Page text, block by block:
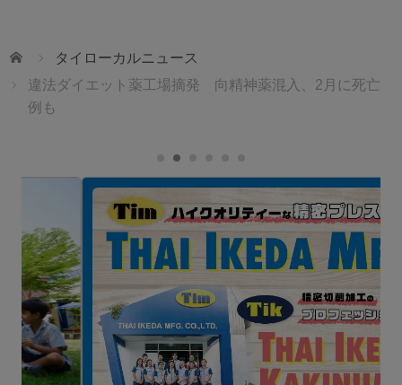
ホーム
タイローカルニュース
違法ダイエット薬工場摘発 向精神薬混入、2月に死亡
例も